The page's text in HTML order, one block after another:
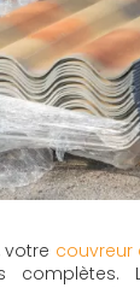
votre couvreur
complètes.